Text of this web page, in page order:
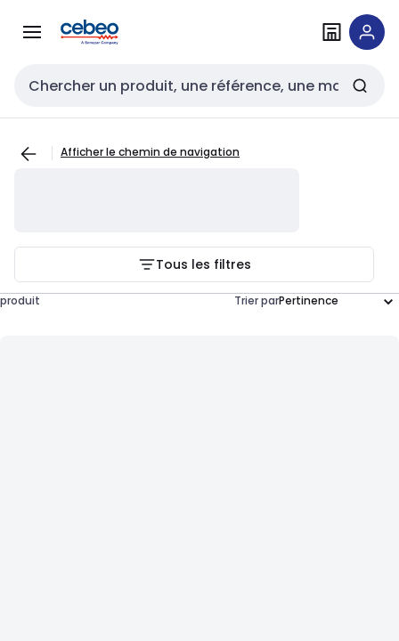
navigationau
Entrée de recherche
Afficher le chemin de navigation
Tous les filtres
produit Trier par